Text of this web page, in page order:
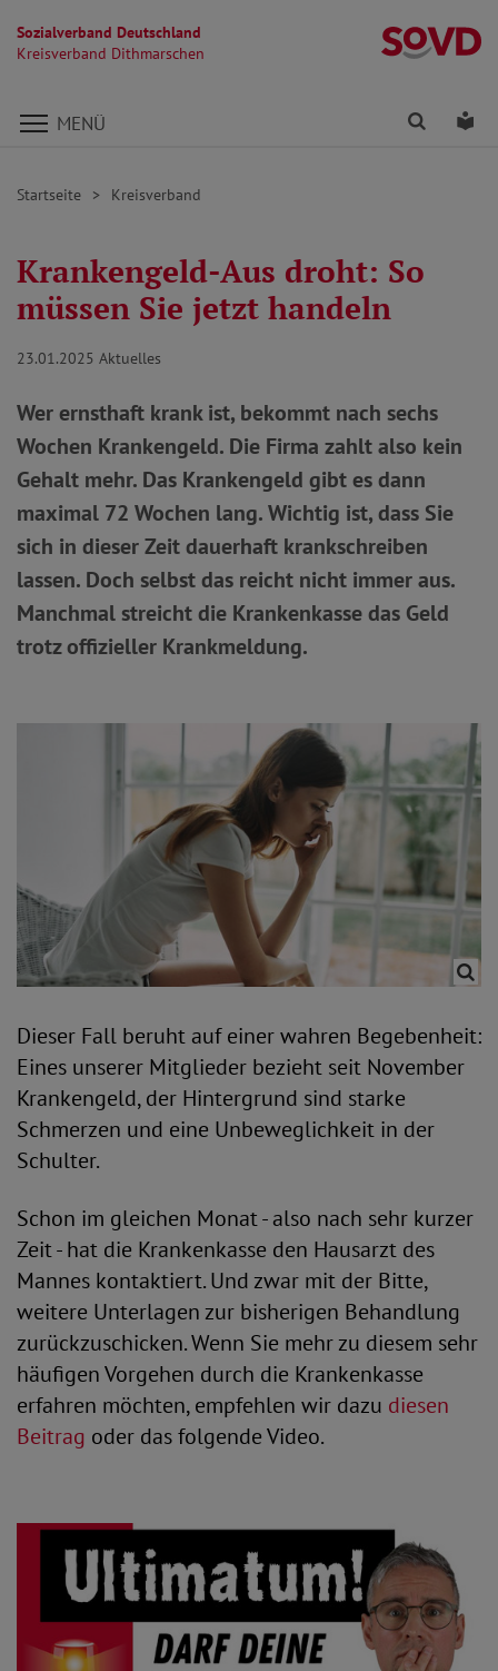
Sozialverband Deutschland
Kreisverband Dithmarschen
Direkt zu den Inhalten springen
MENÜ Finden
Startseite Kreisverband
Krankengeld-Aus droht: So
müssen Sie jetzt handeln
23.01.2025 Aktuelles
Wer ernsthaft krank ist, bekommt nach sechs
Wochen Krankengeld. Die Firma zahlt also kein
Gehalt mehr. Das Krankengeld gibt es dann
maximal 72 Wochen lang. Wichtig ist, dass Sie
sich in dieser Zeit dauerhaft krankschreiben
lassen. Doch selbst das reicht nicht immer aus.
Manchmal streicht die Krankenkasse das Geld
trotz offizieller Krankmeldung.
Dieser Fall beruht auf einer wahren Begebenheit:
Eines unserer Mitglieder bezieht seit November
Krankengeld, der Hintergrund sind starke
Schmerzen und eine Unbeweglichkeit in der
Schulter.
Schon im gleichen Monat - also nach sehr kurzer
Zeit - hat die Krankenkasse den Hausarzt des
Mannes kontaktiert. Und zwar mit der Bitte,
weitere Unterlagen zur bisherigen Behandlung
zurückzuschicken. Wenn Sie mehr zu diesem sehr
häufigen Vorgehen durch die Krankenkasse
erfahren möchten, empfehlen wir dazu diesen
Beitrag oder das folgende Video.